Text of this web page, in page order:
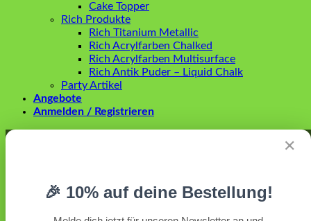
Cake Topper
Rich Produkte
Rich Titanium Metallic
Rich Acrylfarben Chalked
Rich Acrylfarben Multisurface
Rich Antik Puder – Liquid Chalk
Party Artikel
Angebote
Anmelden / Registrieren
✕
🎉 10% auf deine Bestellung!
Anmelden